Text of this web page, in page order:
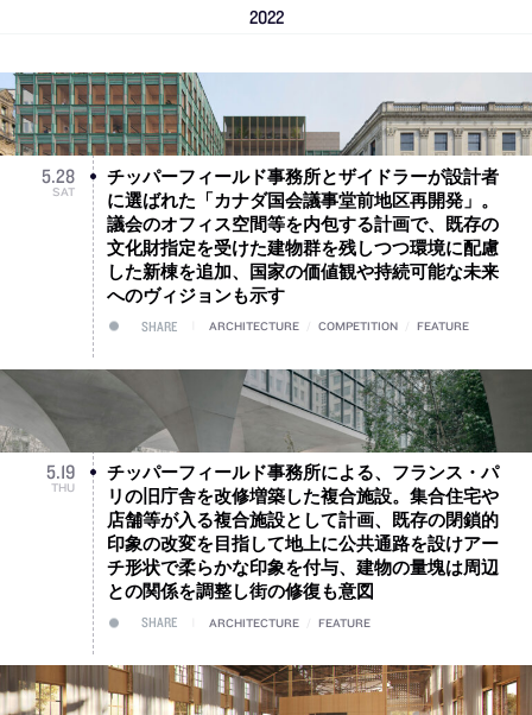
2022
5.28
SAT
チッパーフィールド事務所とザイドラーが設計者
に選ばれた「カナダ国会議事堂前地区再開発」。
議会のオフィス空間等を内包する計画で、既存の
文化財指定を受けた建物群を残しつつ環境に配慮
した新棟を追加、国家の価値観や持続可能な未来
へのヴィジョンも示す
SHARE ARCHITECTURE COMPETITION FEATURE
5.19
THU
チッパーフィールド事務所による、フランス・パ
リの旧庁舎を改修増築した複合施設。集合住宅や
店舗等が入る複合施設として計画、既存の閉鎖的
印象の改変を目指して地上に公共通路を設けアー
チ形状で柔らかな印象を付与、建物の量塊は周辺
との関係を調整し街の修復も意図
SHARE ARCHITECTURE FEATURE